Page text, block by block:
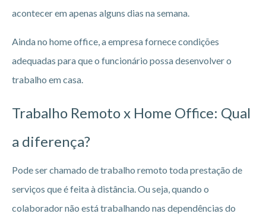
acontecer em apenas alguns dias na semana.
Ainda no home office, a empresa fornece condições
adequadas para que o funcionário possa desenvolver o
trabalho em casa.
Trabalho Remoto x Home Office: Qual
a diferença?
Pode ser chamado de trabalho remoto toda prestação de
serviços que é feita à distância. Ou seja, quando o
colaborador não está trabalhando nas dependências do